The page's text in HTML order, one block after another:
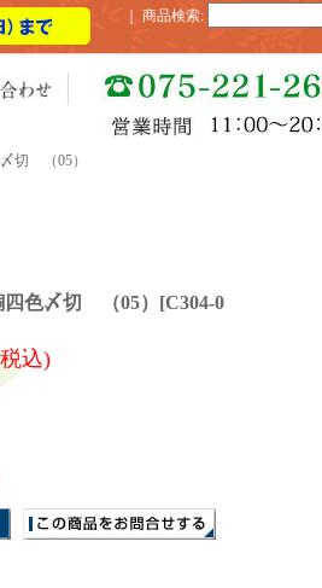
切 （05）
商品検索:
色〆切 （05） [C304-0
込)